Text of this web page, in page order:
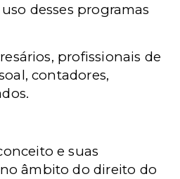
desses programas
profissionais de
contadores,
e suas
âmbito do direito do